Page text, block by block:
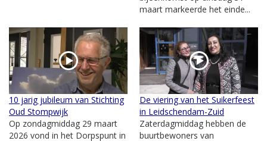
maart markeerde het einde...
10 jarig jubileum van Stichting
Oud Stompwijk
Op zondagmiddag 29 maart
2026 vond in het Dorpspunt in
De viering van het Suikerfeest
in Leidschendam-Zuid
Zaterdagmiddag hebben de
buurtbewoners van